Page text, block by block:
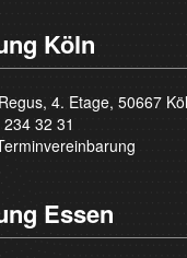
Köln
4. Etage, 50667
32 31
Essen